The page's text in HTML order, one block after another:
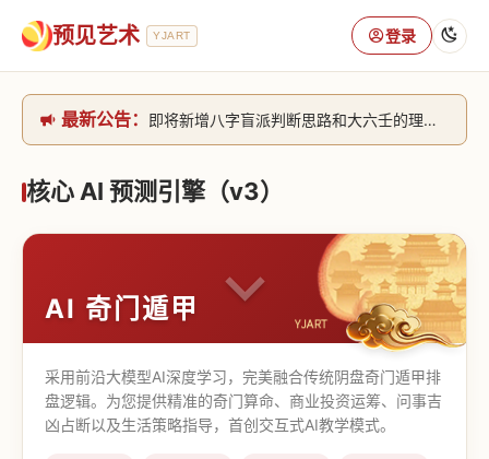
预见艺术 YJART 登录
最新公告：
即将新增八字盲派判断思路和大六壬的理气+取像判断思路。[内侧中，捐赠会员可用]2026/6/30
网站升级完成，升级全模块的算法，限时开放用户注册。2026/6/27
核心 AI 预测引擎（v3）
AI 奇门遁甲
采用前沿大模型AI深度学习，完美融合传统阴盘奇门遁甲排
盘逻辑。为您提供精准的奇门算命、商业投资运筹、问事吉
凶占断以及生活策略指导，首创交互式AI教学模式。